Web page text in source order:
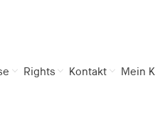
Rights Kontakt Mein